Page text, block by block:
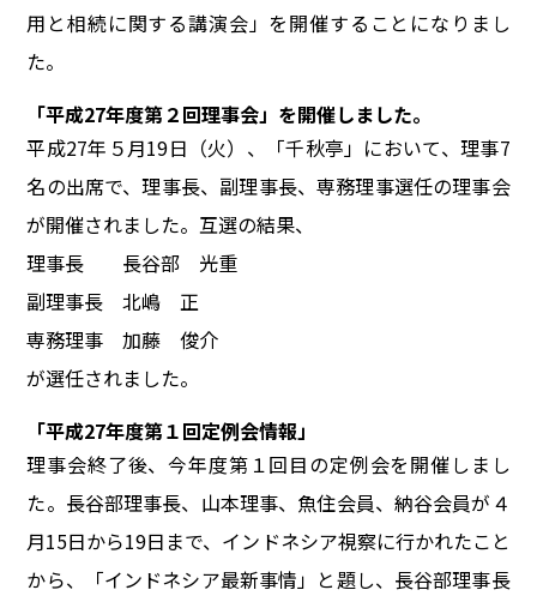
用と相続に関する講演会」を開催することになりまし
た。
「平成27年度第２回理事会」を開催しました。
平成27年５月19日（火）、「千秋亭」において、理事7
名の出席で、理事長、副理事長、専務理事選任の理事会
が開催されました。互選の結果、
理事長 長谷部 光重
副理事長 北嶋 正
専務理事 加藤 俊介
が選任されました。
「平成27年度第１回定例会情報」
理事会終了後、今年度第１回目の定例会を開催しまし
た。長谷部理事長、山本理事、魚住会員、納谷会員が４
月15日から19日まで、インドネシア視察に行かれたこと
から、「インドネシア最新事情」と題し、長谷部理事長